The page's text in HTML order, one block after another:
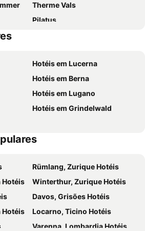
In
Schweizerhof
Hotel
Aurora
Alpenresort Eienwäldli Engelberg
Hotel Pez Ault
Gadmer Lodge
Ski Lodge Engelberg
in
Ristorante con stanze Airolo
Therme Vals
Pilatus
Grimselpass
Meiringen-Hasliberg skiing area
Rigi Bahnen
Sattel-Hochstuckli
Alpe Devero
Hotéis em Lucerna
Hotéis em Berna
Hotéis em Lugano
Hotéis em Grindelwald
Rümlang, Zurique Hotéis
Hotéis
Winterthur, Zurique Hotéis
Davos, Grisões Hotéis
Hotéis
Locarno, Ticino Hotéis
Varenna, Lombardia Hotéis